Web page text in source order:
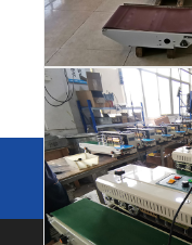
紧密的关系
要。这是每个认识我
要跟我说哪个机械设厂